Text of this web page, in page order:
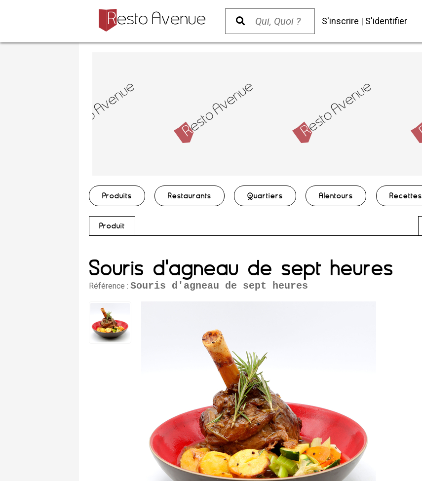
S'inscrire | S'identifier
Produits Restaurants Quartiers Alentours Recettes
Produit
Souris d'agneau de sept heures
Référence : Souris d'agneau de sept heures